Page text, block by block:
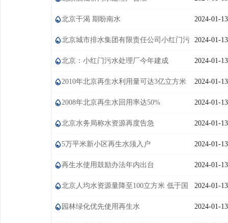
2024-01-13
北京干渴 期盼南水
2024-01-13
北京城市排水集团有限责任公司小红门污
水处理厂 2024-01-13
北京：小红门污水处理厂今年建成
2024-01-13
2010年北京再生水利用量可达3亿立方米
2024-01-13
2008年北京再生水回用率达50%
2024-01-13
北京水务局称水资源再度告急
2024-01-13
5万平米新小区再生水须入户
2024-01-13
再生水使用鼓励办法年内出台
2024-01-13
北京人均水资源量降至100立方米 低于国
际警戒线 2024-01-13
园林绿化优先使用再生水